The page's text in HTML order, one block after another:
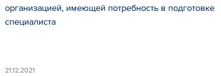
организацией, имеющей потребность в подготовке
специалиста
21.12.2021